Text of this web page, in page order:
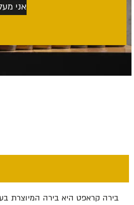
אני מעל
בירה קראפט היא בירה המיוצרת